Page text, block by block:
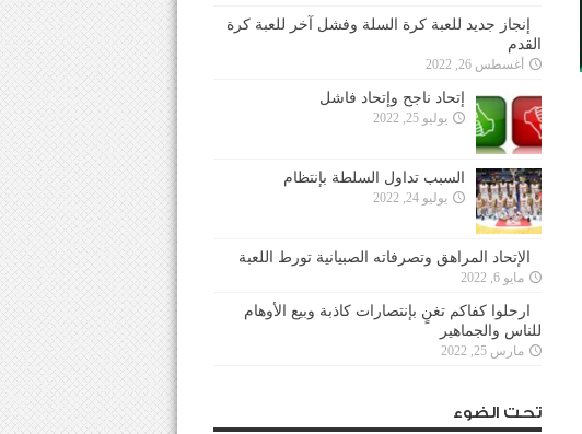
إنجاز جديد للعبة كرة السلة وفشل آخر للعبة كرة
القدم
أغسطس 26, 2022
إتحاد ناجح وإتحاد فاشل
يوليو 25, 2022
السبب تداول السلطة بإنتظام
يوليو 24, 2022
الإتحاد المراهق وتصرفاته الصبيانية تورط اللعبة
مايو 6, 2022
ارحلوا كفاكم تغنٍ بإنتصارات كاذبة وبيع الأوهام
للناس والجماهير
مارس 25, 2022
تحت الضوء